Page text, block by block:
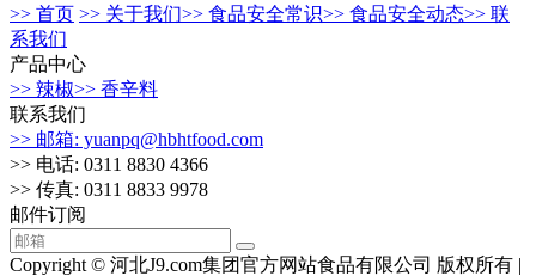
>> 首页 >> 关于我们>> 食品安全常识>> 食品安全动态>> 联
系我们
产品中心
>> 辣椒>> 香辛料
联系我们
>> 邮箱: yuanpq@hbhtfood.com
>> 电话: 0311 8830 4366
>> 传真: 0311 8833 9978
邮件订阅
Copyright © 河北J9.com集团官方网站食品有限公司 版权所有 |